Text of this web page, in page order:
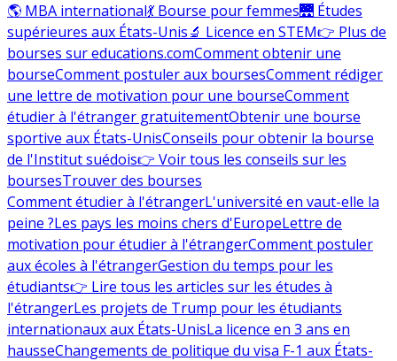
🌎 MBA international💃 Bourse pour femmes🌉 Études
supérieures aux États-Unis🔬 Licence en STEM👉 Plus de
bourses sur educations.comComment obtenir une
bourseComment postuler aux boursesComment rédiger
une lettre de motivation pour une bourseComment
étudier à l'étranger gratuitementObtenir une bourse
sportive aux États-UnisConseils pour obtenir la bourse
de l'Institut suédois👉 Voir tous les conseils sur les
boursesTrouver des bourses
Comment étudier à l'étrangerL'université en vaut-elle la
peine ?Les pays les moins chers d'EuropeLettre de
motivation pour étudier à l'étrangerComment postuler
aux écoles à l'étrangerGestion du temps pour les
étudiants👉 Lire tous les articles sur les études à
l'étrangerLes projets de Trump pour les étudiants
internationaux aux États-UnisLa licence en 3 ans en
hausseChangements de politique du visa F-1 aux États-